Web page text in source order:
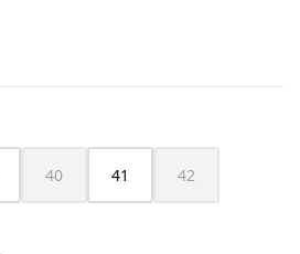
ist zurzeit nicht verfügbar.)
40
(Diese Option ist zurzeit nicht
41 42
(Diese Option ist